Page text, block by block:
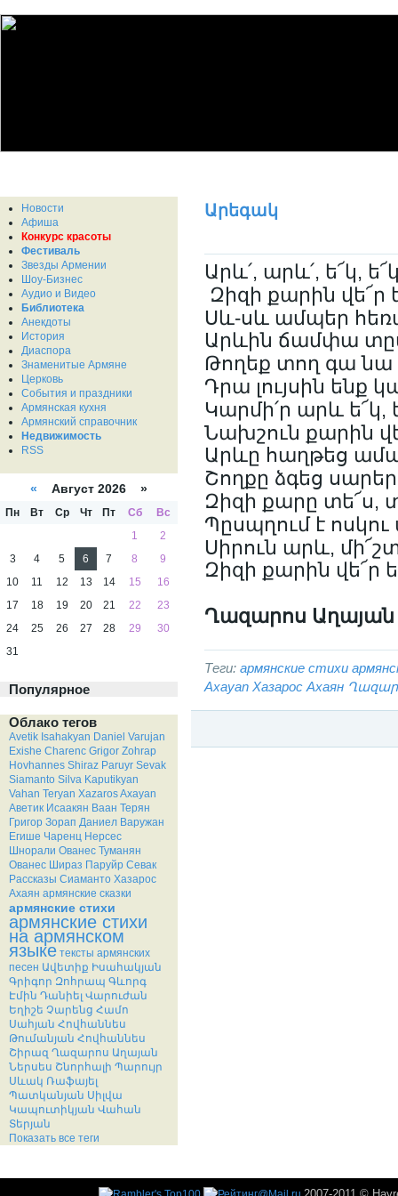
Новости
Афиша
Конкурс красоты
Фестиваль
Звезды Армении
Шоу-Бизнес
Аудио и Видео
Библиотека
Анекдоты
История
Диаспора
Знаменитые Армяне
Церковь
События и праздники
Армянская кухня
Армянский справочник
Недвижимость
RSS
« Август 2026 »
Пн Вт Ср Чт Пт Сб
Вс
1
2
3
4 5 6 7 8
9
10
11 12 13 14 15
16
17
18 19 20 21 22
23
24
25 26 27 28 29
30
31
Популярное
Облако тегов
Avetik Isahakyan Daniel Varujan
Exishe Charenc Grigor Zohrap
Hovhannes Shiraz Paruyr Sevak
Siamanto Silva Kaputikyan
Vahan Teryan Xazaros Axayan
Аветик Исаакян Ваан Терян
Григор Зорап Даниел Варужан
Егише Чаренц Нерсес
Шнорали Ованес Туманян
Ованес Шираз Паруйр Севак
Рассказы Сиаманто Хазарос
Ахаян армянские сказки
армянские стихи
армянские стихи
на армянском
языке тексты армянских
песен Ավետիք Իսահակյան
Գրիգոր Զոհրապ Գևորգ
Էմին Դանիել Վարուժան
Եղիշե Չարենց Համո
Սահյան Հովհաննես
Թումանյան Հովհաննես
Շիրազ Ղազարոս Աղայան
Ներսես Շնորհալի Պարույր
Սևակ Ռաֆայել
Պատկանյան Սիլվա
Կապուտիկյան Վահան
Տերյան
Показать все теги
Արեգակ
Արև՛, արև՛, ե՜կ,
Զիզի քարին վե՜ր
Սև-սև ամպեր
Արևին ճամփա
Թողեք տող գա նա
Դրա լույսին ենք
Կարմի՛ր արև ե՜կ,
Նախշուն քարին
Արևը հաղթեց
Շողքը ձգեց
Զիզի քարը տե՜ս,
Պըսպղում է ոսկու
Սիրուն արև,
Զիզի քարին վե՜ր
Ղազարոս Աղայան
Теги: армянские стихи
Axayan Хазарос Ахаян